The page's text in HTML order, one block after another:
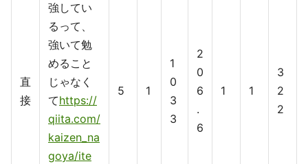
直
接
強してい
るって、
強いて勉
めること
じゃなく
てhttps://
qiita.com/
kaizen_na
goya/ite
5 1
1
0
3
3
2
0
6
.
6
1 1
3
2
2